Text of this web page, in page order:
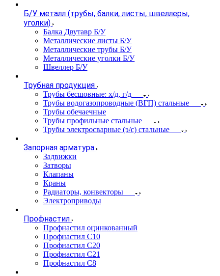
Б/У металл (трубы, балки, листы, швеллеры,
уголки)
Балка Двутавр Б/У
Металлические листы Б/У
Металлические трубы Б/У
Металлические уголки Б/У
Швеллер Б/У
Трубная продукция
Трубы бесшовные: х/д, г/д
Трубы водогазопроводные (ВГП) стальные
Трубы обечаечные
Трубы профильные стальные
Трубы электросварные (э/с) стальные
Запорная арматура
Задвижки
Затворы
Клапаны
Краны
Радиаторы, конвекторы
Электроприводы
Профнастил
Профнастил оцинкованный
Профнастил С10
Профнастил С20
Профнастил С21
Профнастил С8